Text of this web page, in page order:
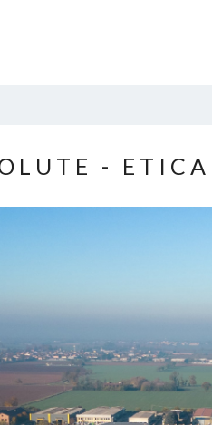
-